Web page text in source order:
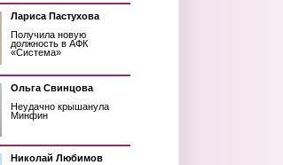
Лариса Пастухова
Получила новую
должность в АФК
«Система»
Ольга Свинцова
Неудачно крышанула
Минфин
Николай Любимов